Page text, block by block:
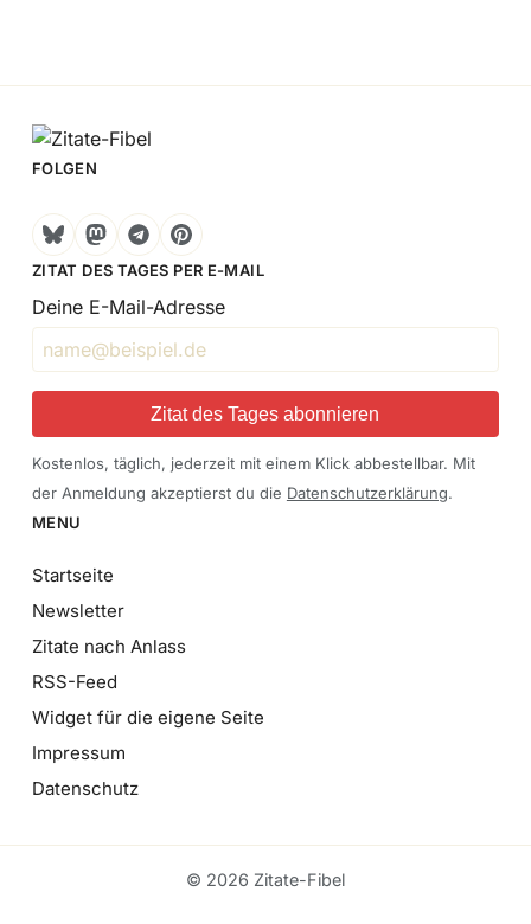
FOLGEN
BlueskyMastodon
TelegramPinterest
ZITAT DES TAGES PER E-MAIL
Deine E-Mail-Adresse
Zitat des Tages abonnieren
Kostenlos, täglich, jederzeit mit einem Klick abbestellbar. Mit
der Anmeldung akzeptierst du die Datenschutzerklärung.
MENU
Startseite
Newsletter
Zitate nach Anlass
RSS-Feed
Widget für die eigene Seite
Impressum
Datenschutz
© 2026 Zitate-Fibel